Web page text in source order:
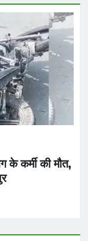
के कर्मी की मौत,